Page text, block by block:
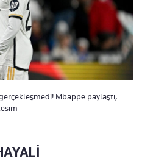
Mbappe paylaştı,